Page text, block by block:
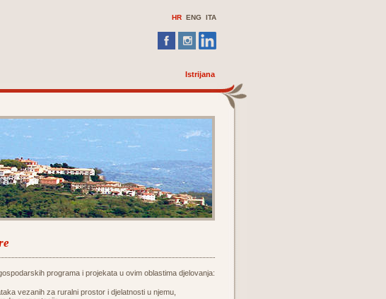
HR ENG ITA
Istrijana
programa i projekata u ovim oblastima djelovanja:
vezanih za ruralni prostor i djelatnosti u njemu,